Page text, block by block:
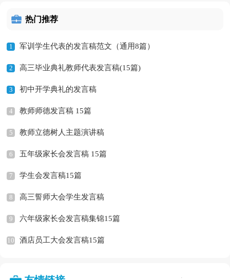
热门推荐
1 军训学生代表的发言稿范文（通用8篇）
2 高三毕业典礼教师代表发言稿(15篇)
3 初中开学典礼的发言稿
4 教师师德发言稿 15篇
5 教师立德树人主题演讲稿
6 五年级家长会发言稿 15篇
7 学生会发言稿15篇
8 高三誓师大会学生发言稿
9 六年级家长会发言稿集锦15篇
10 酒店员工大会发言稿15篇
: